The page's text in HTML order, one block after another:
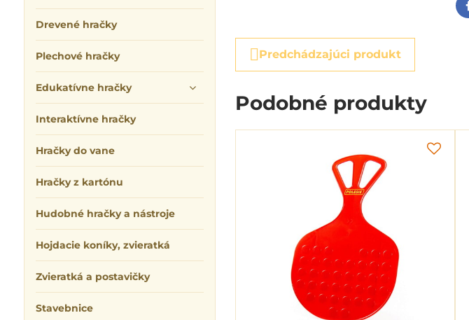
Predchádzajúci produkt
Podobné produkty
Drevené hračky
Plechové hračky
Edukatívne hračky
Interaktívne hračky
Hračky do vane
Hračky z kartónu
Hudobné hračky a nástroje
Hojdacie koníky, zvieratká
Zvieratká a postavičky
Stavebnice